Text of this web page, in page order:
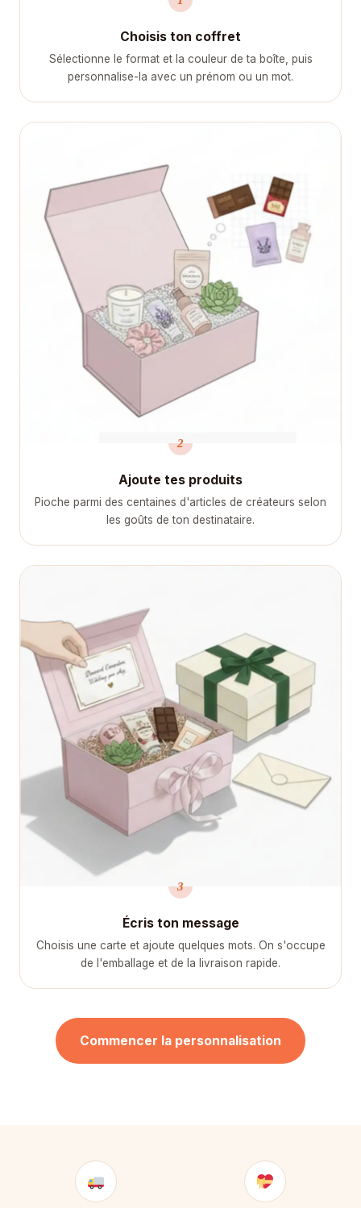
Choisis ton coffret
Sélectionne le format et la couleur de ta boîte, puis
personnalise-la avec un prénom ou un mot.
2
Ajoute tes produits
Pioche parmi des centaines d'articles de créateurs selon
les goûts de ton destinataire.
3
Écris ton message
Choisis une carte et ajoute quelques mots. On s'occupe
de l'emballage et de la livraison rapide.
Commencer la personnalisation